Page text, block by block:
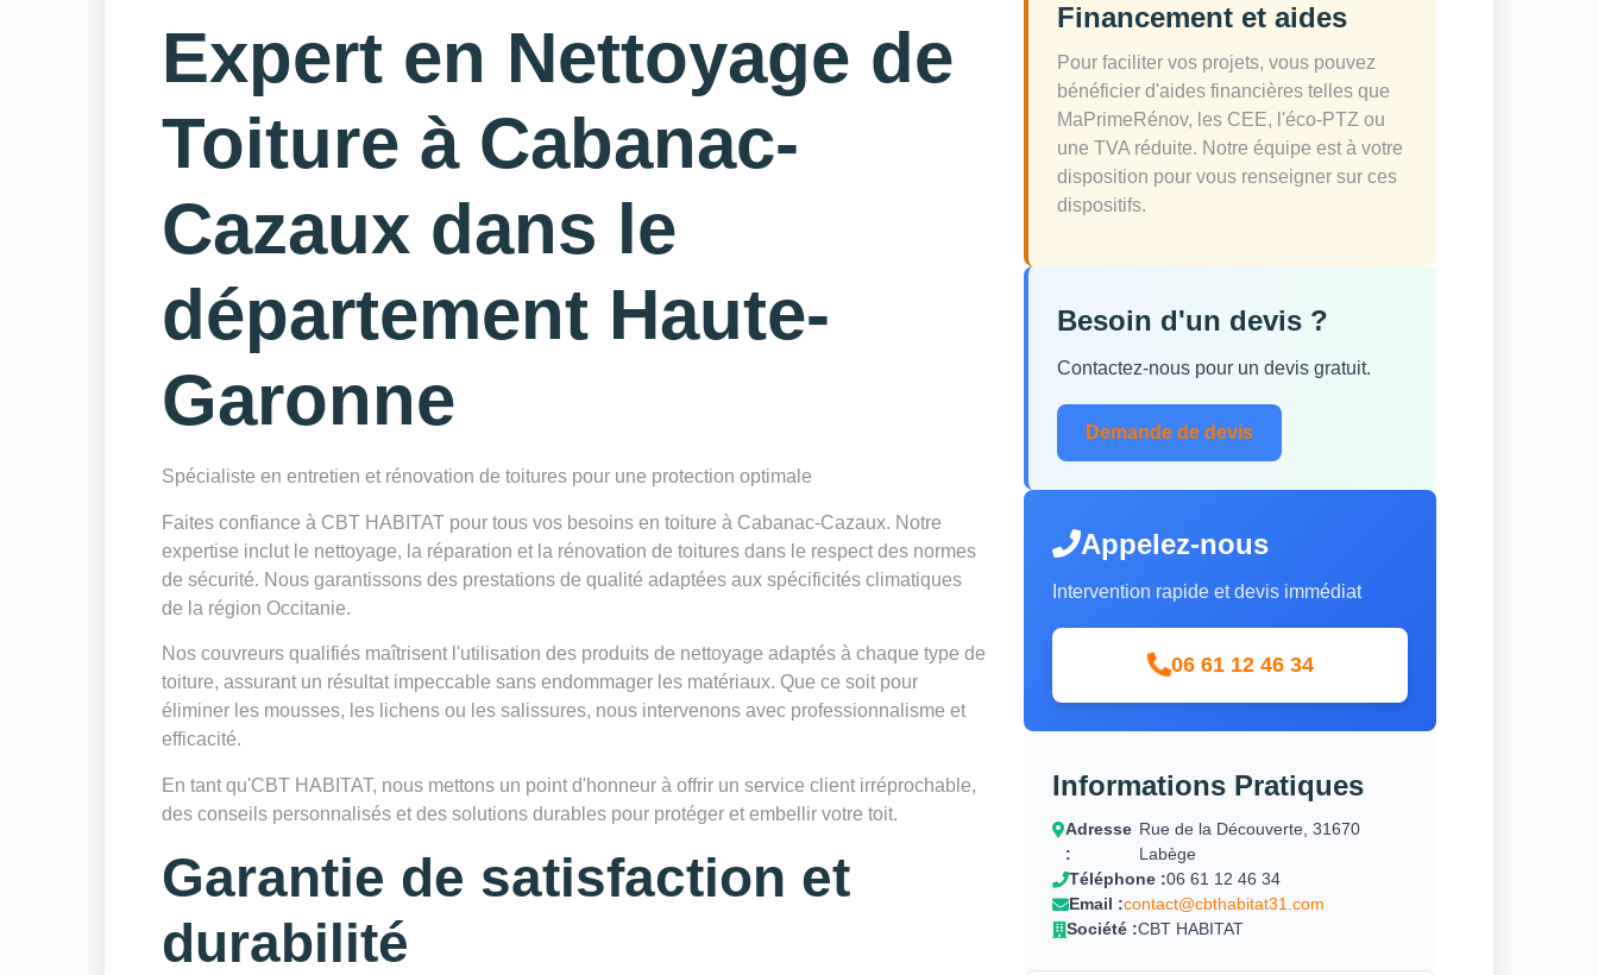
Expert en Nettoyage de
Toiture à Cabanac-
Cazaux dans le
département Haute-
Garonne
Spécialiste en entretien et rénovation de toitures pour une protection optimale
Faites confiance à CBT HABITAT pour tous vos besoins en toiture à Cabanac-Cazaux. Notre
expertise inclut le nettoyage, la réparation et la rénovation de toitures dans le respect des normes
de sécurité. Nous garantissons des prestations de qualité adaptées aux spécificités climatiques
de la région Occitanie.
Nos couvreurs qualifiés maîtrisent l'utilisation des produits de nettoyage adaptés à chaque type de
toiture, assurant un résultat impeccable sans endommager les matériaux. Que ce soit pour
éliminer les mousses, les lichens ou les salissures, nous intervenons avec professionnalisme et
efficacité.
En tant qu'CBT HABITAT, nous mettons un point d'honneur à offrir un service client irréprochable,
des conseils personnalisés et des solutions durables pour protéger et embellir votre toit.
Garantie de satisfaction et
durabilité
Financement et aides
Pour faciliter vos projets, vous pouvez
bénéficier d'aides financières telles que
MaPrimeRénov, les CEE, l'éco-PTZ ou
une TVA réduite. Notre équipe est à votre
disposition pour vous renseigner sur ces
dispositifs.
Besoin d'un devis ?
Contactez-nous pour un devis gratuit.
Demande de devis
Appelez-nous
Intervention rapide et devis immédiat
06 61 12 46 34
Informations Pratiques
Adresse
:
Rue de la Découverte, 31670
Labège
Téléphone :06 61 12 46 34
Email :contact@cbthabitat31.com
Société :CBT HABITAT